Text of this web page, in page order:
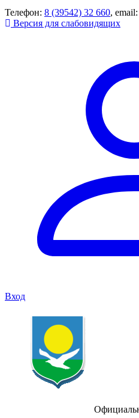
Телефон: 8 (39542) 32 660, email:
Версия для слабовидящих
Вход